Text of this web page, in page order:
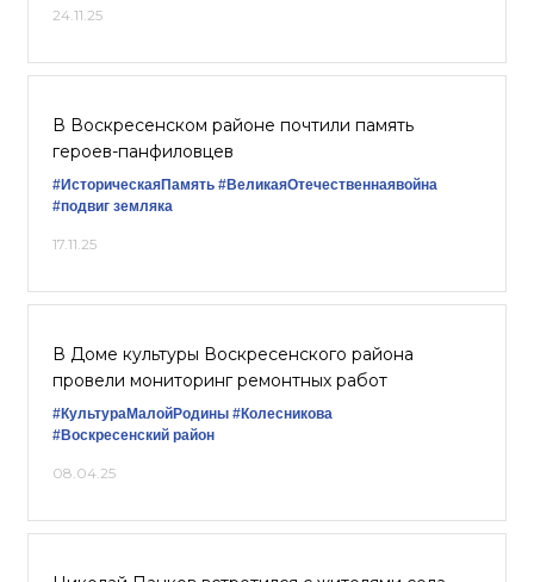
24.11.25
В Воскресенском районе почтили память
героев-панфиловцев
#ИсторическаяПамять #ВеликаяОтечественнаявойна
#подвиг земляка
17.11.25
В Доме культуры Воскресенского района
провели мониторинг ремонтных работ
#КультураМалойРодины #Колесникова
#Воскресенский район
08.04.25